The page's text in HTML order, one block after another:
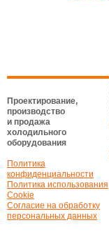
Проектирование,
производство
и продажа
холодильного
оборудования
Политика
конфиденциальности
Политика использования
Cookie
Согласие на обработку
персональных данных